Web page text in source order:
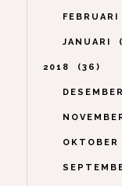
FEBRUARI
JANUARI
2018 36
OKTOBER